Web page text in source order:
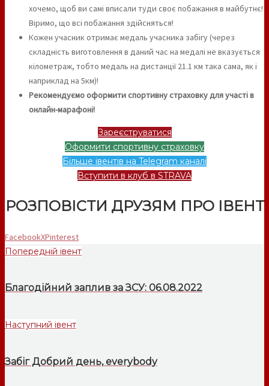
хочемо, щоб ви самі вписали туди своє побажання в майбутнє!
Віримо, що всі побажання здійсняться!
Кожен учасник отримає медаль учасника забігу (через
складність виготовлення в даний час на медалі не вказується
кілометраж, тобто медаль на дистанції 21.1 км така сама, як і
наприклад на 5км)!
Рекомендуємо оформити спортивну страховку для участі в
онлайн-марафоні!
Зареєструватися
Оформити спортивну страховку
Більше івентів на Telegram каналі
Вступити в клуб в STRAVA
РОЗПОВІСТИ ДРУЗЯМ ПРО ІВЕНТ
FacebookXPinterest
Попередній івент
Благодійний заплив за ЗСУ: 06.08.2022
Наступний івент
Забіг Добрий день, everybody